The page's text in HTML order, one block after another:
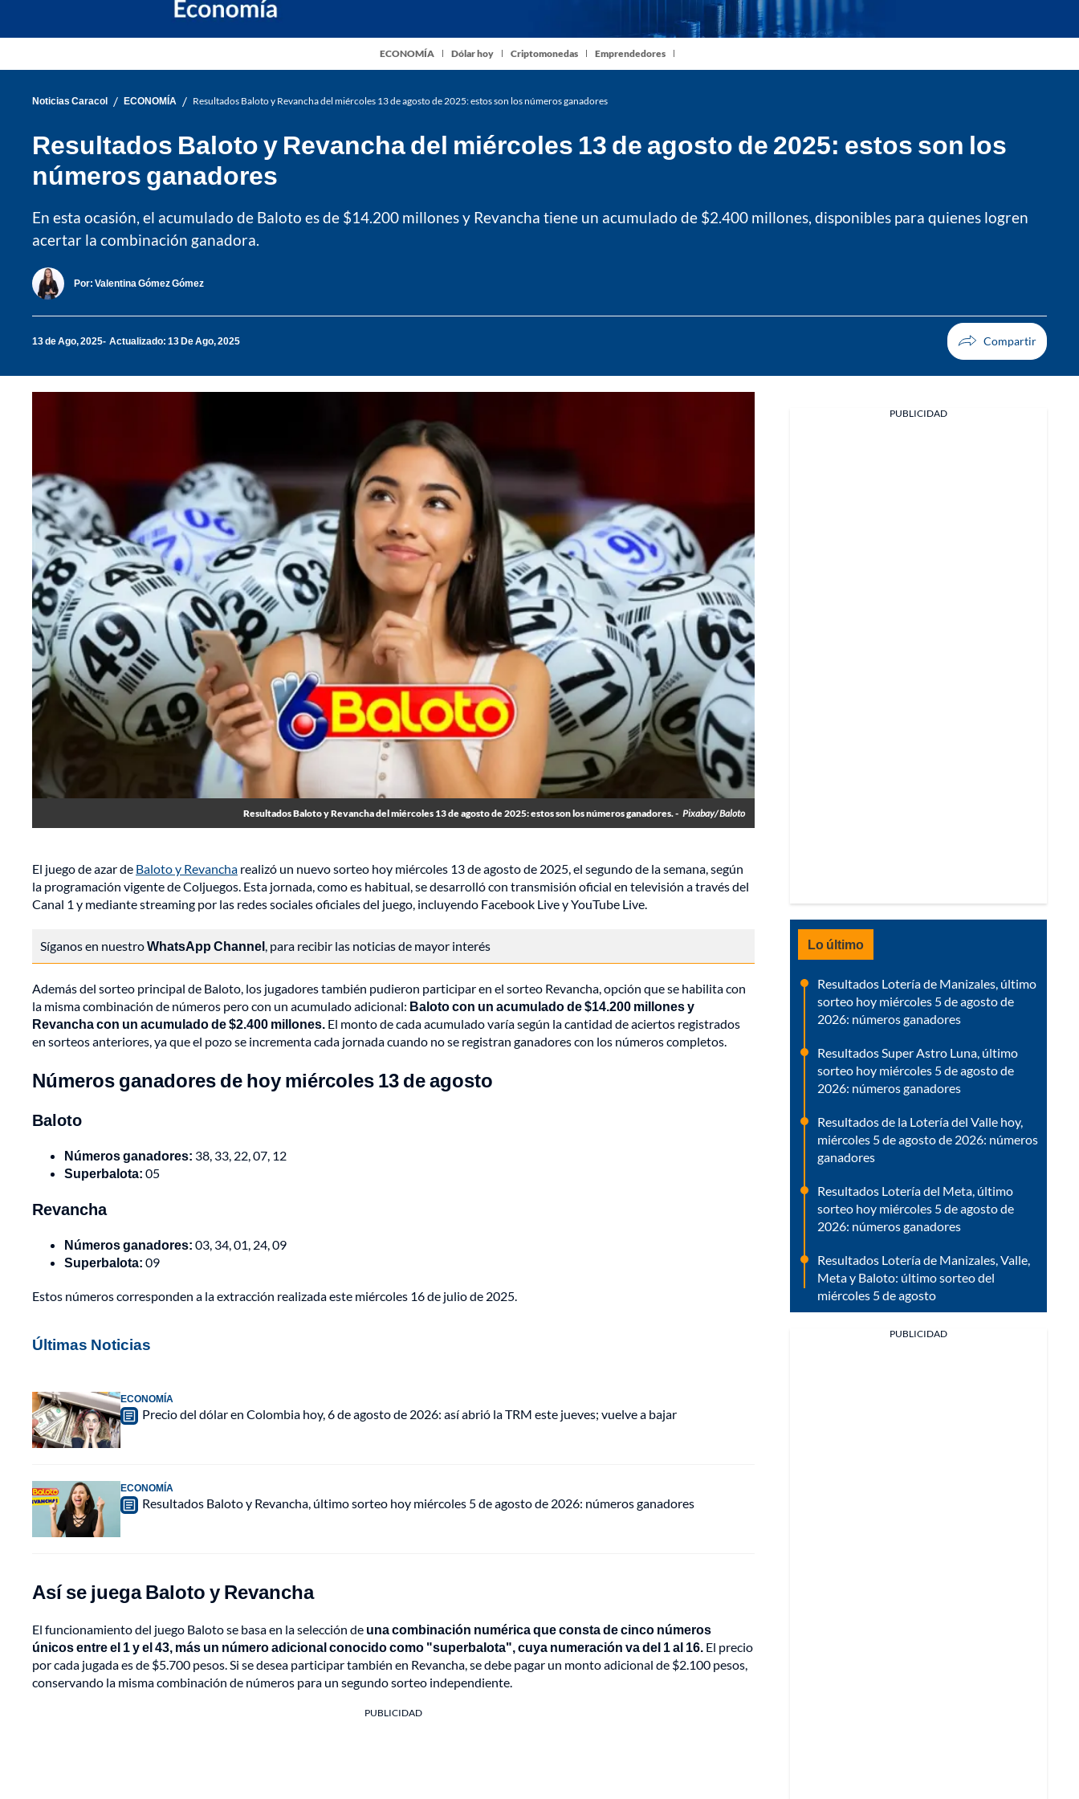
ECONOMÍA Dólar hoy Criptomonedas Emprendedores
Noticias Caracol / ECONOMÍA / Resultados Baloto y Revancha del miércoles 13 de agosto de 2025: estos son los números ganadores
Resultados Baloto y Revancha del miércoles 13 de agosto de 2025: estos son los
números ganadores
En esta ocasión, el acumulado de Baloto es de $14.200 millones y Revancha tiene un acumulado de $2.400 millones, disponibles para quienes logren
acertar la combinación ganadora.
Por: Valentina Gómez Gómez
13 de Ago, 2025 Actualizado: 13 De Ago, 2025
Resultados Baloto y Revancha del miércoles 13 de agosto de 2025: estos son los números ganadores. - Pixabay/ Baloto
El juego de azar de Baloto y Revancha realizó un nuevo sorteo hoy miércoles 13 de agosto de 2025, el segundo de la semana, según
la programación vigente de Coljuegos. Esta jornada, como es habitual, se desarrolló con transmisión oficial en televisión a través del
Canal 1 y mediante streaming por las redes sociales oficiales del juego, incluyendo Facebook Live y YouTube Live.
Síganos en nuestroWhatsApp Channel, para recibir las noticias de mayor interés
Además del sorteo principal de Baloto, los jugadores también pudieron participar en el sorteo Revancha, opción que se habilita con
la misma combinación de números pero con un acumulado adicional: Baloto con un acumulado de $14.200 millones y
Revancha con un acumulado de $2.400 millones. El monto de cada acumulado varía según la cantidad de aciertos registrados
en sorteos anteriores, ya que el pozo se incrementa cada jornada cuando no se registran ganadores con los números completos.
Números ganadores de hoy miércoles 13 de agosto
Baloto
Números ganadores: 38, 33, 22, 07, 12
Superbalota: 05
Revancha
Números ganadores: 03, 34, 01, 24, 09
Superbalota: 09
Estos números corresponden a la extracción realizada este miércoles 16 de julio de 2025.
Últimas Noticias
ECONOMÍA
Precio del dólar en Colombia hoy, 6 de agosto de 2026: así abrió la TRM este jueves; vuelve a bajar
ECONOMÍA
Resultados Baloto y Revancha, último sorteo hoy miércoles 5 de agosto de 2026: números ganadores
Así se juega Baloto y Revancha
El funcionamiento del juego Baloto se basa en la selección de una combinación numérica que consta de cinco números
únicos entre el 1 y el 43, más un número adicional conocido como "superbalota", cuya numeración va del 1 al 16. El precio
por cada jugada es de $5.700 pesos. Si se desea participar también en Revancha, se debe pagar un monto adicional de $2.100 pesos,
conservando la misma combinación de números para un segundo sorteo independiente.
PUBLICIDAD
PUBLICIDAD
Lo último
Resultados Lotería de Manizales, último
sorteo hoy miércoles 5 de agosto de
2026: números ganadores
Resultados Super Astro Luna, último
sorteo hoy miércoles 5 de agosto de
2026: números ganadores
Resultados de la Lotería del Valle hoy,
miércoles 5 de agosto de 2026: números
ganadores
Resultados Lotería del Meta, último
sorteo hoy miércoles 5 de agosto de
2026: números ganadores
Resultados Lotería de Manizales, Valle,
Meta y Baloto: último sorteo del
miércoles 5 de agosto
PUBLICIDAD